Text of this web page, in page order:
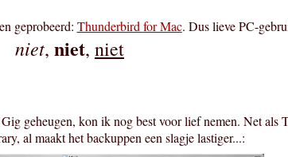
geprobeerd: Thunderbirdfor Mac. Dus lieve PC-
niet, niet, niet
geheugen, kon ik nog best voor lief nemen. Net als
al maakt het backuppen een slagje lastiger...: